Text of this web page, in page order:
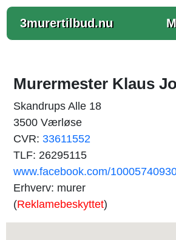
3murertilbud.nu
Murermester Klaus
Skandrups Alle 18
3500 Værløse
CVR: 33611552
TLF: 26295115
www.facebook.com/
Erhverv: murer
(Reklamebeskyttet)